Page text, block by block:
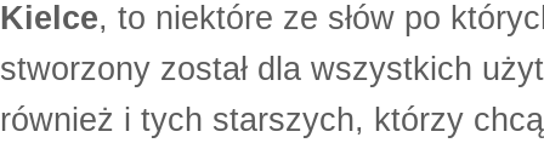
Kielce, to niektóre ze słów po
stworzony został dla wszystkich
również i tych starszych, którzy